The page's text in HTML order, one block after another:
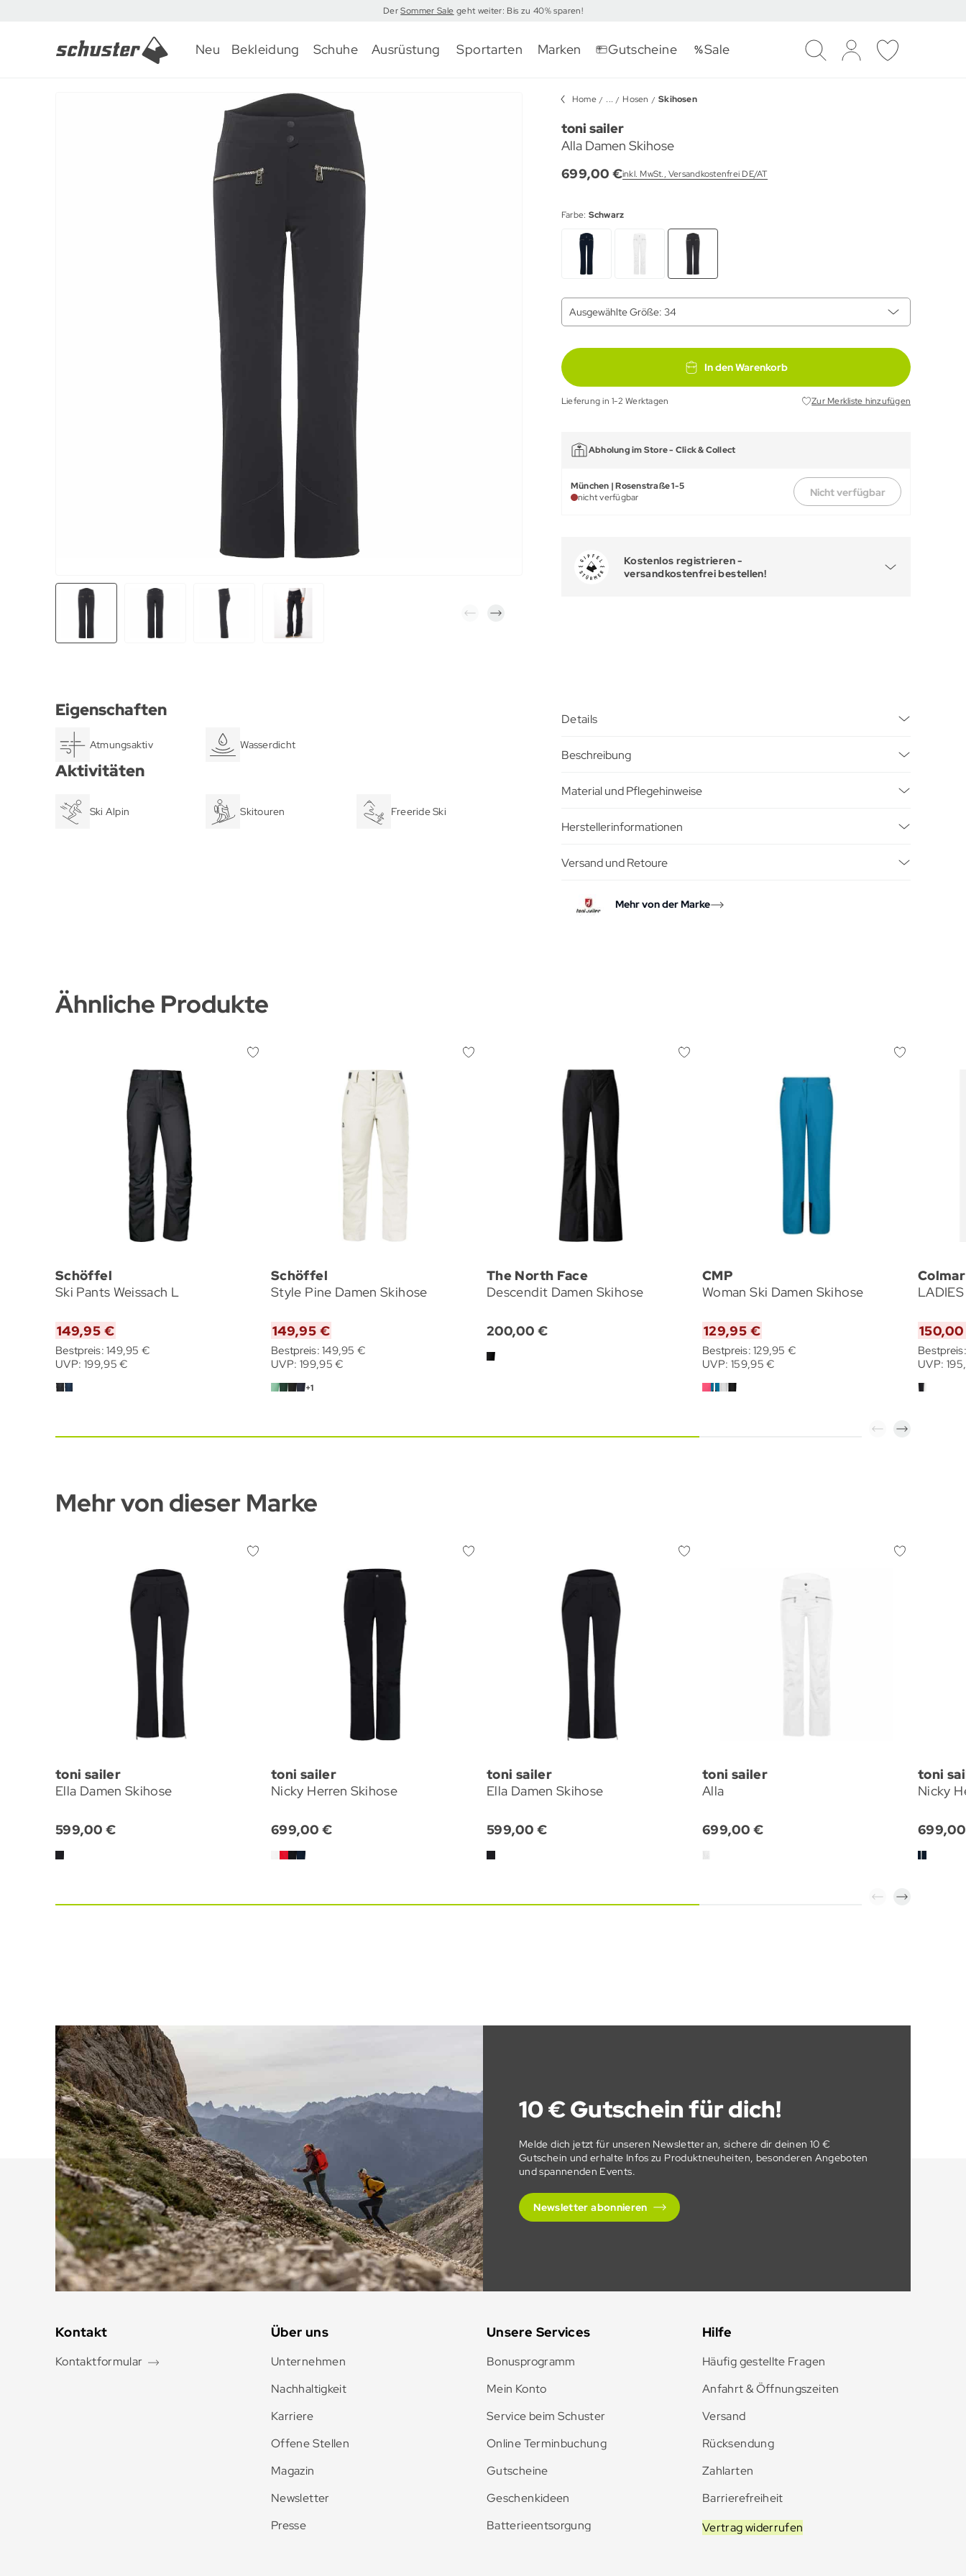
DerSommer Sale geht weiter: Bis zu 40% sparen!
Neu Bekleidung Schuhe Ausrüstung Sportarten Marken Gutscheine Sale
Suche Log-in Merkliste
Home ... Hosen Skihosen
toni sailer
Alla Damen Skihose
699,00 €inkl. MwSt., Versandkostenfrei DE/AT
Farbe: Schwarz
Ausgewählte Größe: 34
In den Warenkorb
Lieferung in 1-2 Werktagen Zur Merkliste hinzufügen
Abholung im Store - Click & Collect
München | Rosenstraße 1-5
nicht verfügbar
Nicht verfügbar
Kostenlos registrieren -
versandkostenfrei bestellen!
Eigenschaften
Atmungsaktiv Wasserdicht
Aktivitäten
Ski Alpin Skitouren Freeride Ski
Details
Beschreibung
Material und Pflegehinweise
Herstellerinformationen
Versand und Retoure
Mehr von der Marke
Ähnliche Produkte
Schöffel
Ski Pants Weissach L
149,95 €
Bestpreis: 149,95 €
UVP: 199,95 €
Schöffel
Style Pine Damen Skihose
149,95 €
Bestpreis: 149,95 €
UVP: 199,95 €
+1
The North Face
Descendit Damen Skihose
200,00 €
CMP
Woman Ski Damen Skihose
129,95 €
Bestpreis: 129,95 €
UVP: 159,95 €
Colmar
UVP:
Mehr von dieser Marke
toni sailer
Ella Damen Skihose
599,00 €
toni sailer
Nicky Herren Skihose
699,00 €
toni sailer
Ella Damen Skihose
599,00 €
toni sailer
Alla
699,00 €
toni
Nicky
10 € Gutschein für dich!
Melde dich jetzt für unseren Newsletter an, sichere dir deinen 10 €
Gutschein und erhalte Infos zu Produktneuheiten, besonderen Angeboten
und spannenden Events.
Newsletter abonnieren
Kontakt
Kontaktformular
Über uns
Unternehmen
Nachhaltigkeit
Karriere
Offene Stellen
Magazin
Newsletter
Presse
Unsere Services
Bonusprogramm
Mein Konto
Service beim Schuster
Online Terminbuchung
Gutscheine
Geschenkideen
Batterieentsorgung
Hilfe
Häufig gestellte Fragen
Anfahrt & Öffnungszeiten
Versand
Rücksendung
Zahlarten
Barrierefreiheit
Vertrag widerrufen